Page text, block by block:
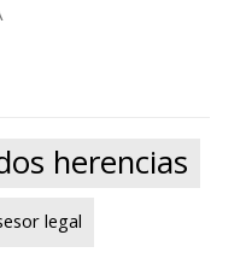
herencias
legal